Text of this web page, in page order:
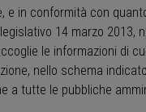
e in conformità con
14 marzo 2013,
le informazioni di
nello schema
a tutte le pubbliche